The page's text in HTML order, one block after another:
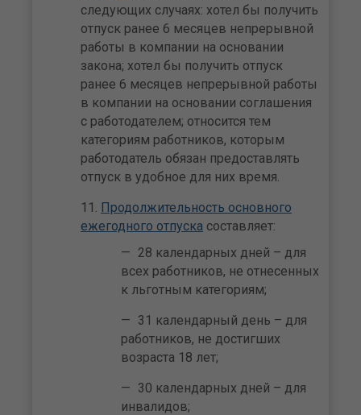
следующих случаях: хотел бы получить
отпуск ранее 6 месяцев непрерывной
работы в компании на основании
закона; хотел бы получить отпуск
ранее 6 месяцев непрерывной работы
в компании на основании соглашения
с работодателем; относится тем
категориям работников, которым
работодатель обязан предоставлять
отпуск в удобное для них время.
Продолжительность основного
ежегодного отпуска составляет:
28 календарных дней – для
всех работников, не отнесенных
к льготным категориям;
31 календарный день – для
работников, не достигших
возраста 18 лет;
30 календарных дней – для
инвалидов;